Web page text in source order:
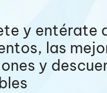
y entérate
las
y